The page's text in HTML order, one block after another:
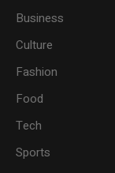
Business
Culture
Fashion
Food
Tech
Sports